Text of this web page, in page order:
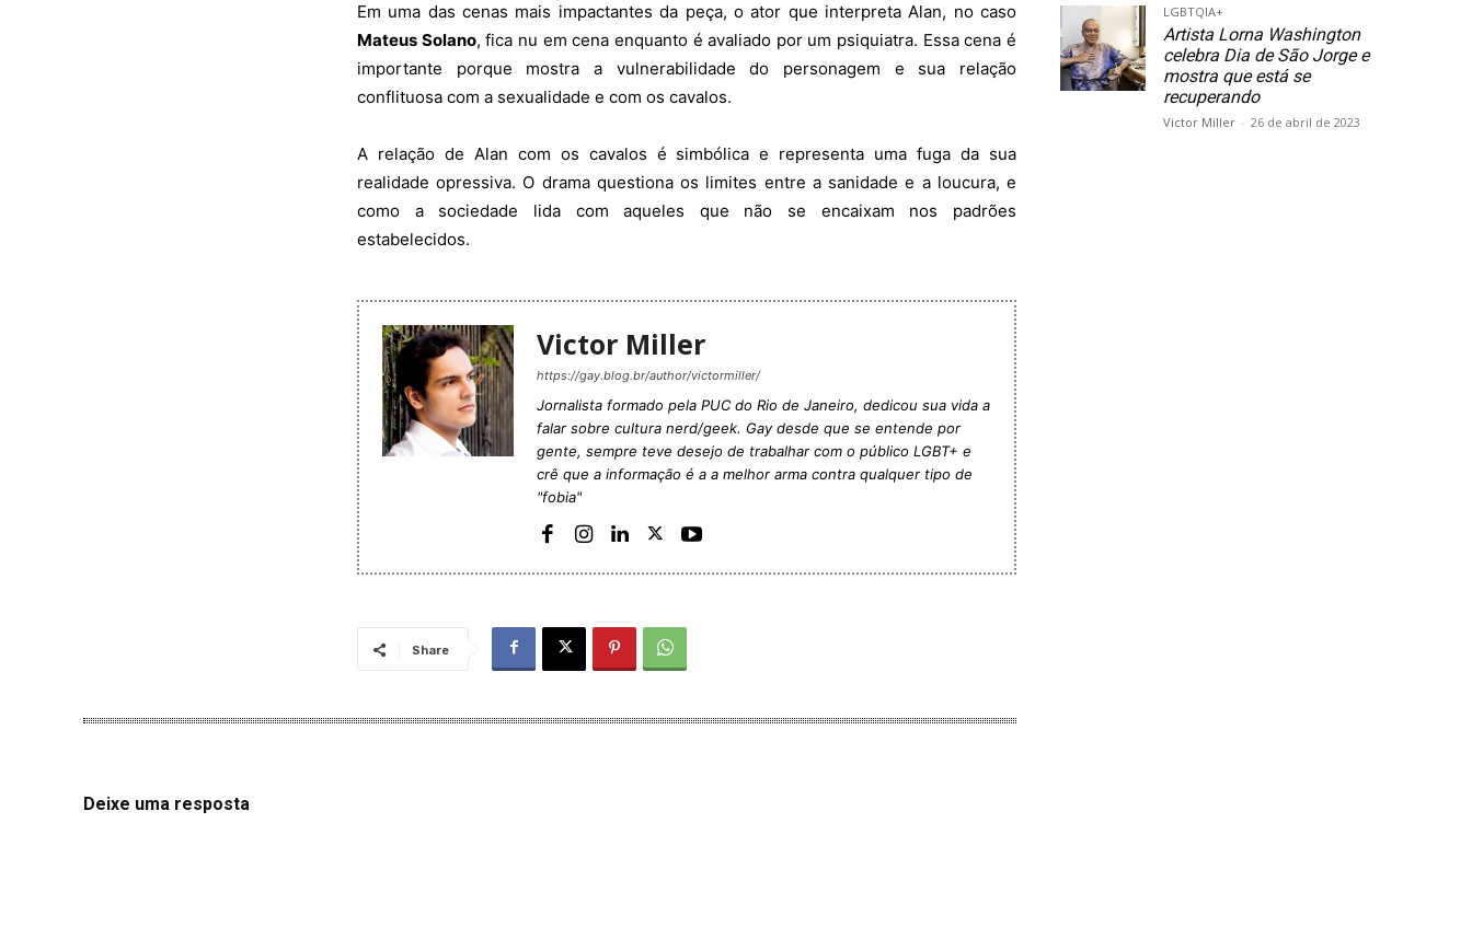
Em uma das cenas mais impactantes da peça, o ator que interpreta Alan, no caso
Mateus Solano, fica nu em cena enquanto é avaliado por um psiquiatra. Essa cena é
importante porque mostra a vulnerabilidade do personagem e sua relação
conflituosa com a sexualidade e com os cavalos.
A relação de Alan com os cavalos é simbólica e representa uma fuga da sua
realidade opressiva. O drama questiona os limites entre a sanidade e a loucura, e
como a sociedade lida com aqueles que não se encaixam nos padrões
estabelecidos.
Victor Miller
https://gay.blog.br/author/victormiller/
Jornalista formado pela PUC do Rio de Janeiro, dedicou sua vida a
falar sobre cultura nerd/geek. Gay desde que se entende por
gente, sempre teve desejo de trabalhar com o público LGBT+ e
crê que a informação é a a melhor arma contra qualquer tipo de
"fobia"
Share
Deixe uma resposta
LGBTQIA+
Artista Lorna Washington
celebra Dia de São Jorge e
mostra que está se
recuperando
Victor Miller - 26 de abril de 2023